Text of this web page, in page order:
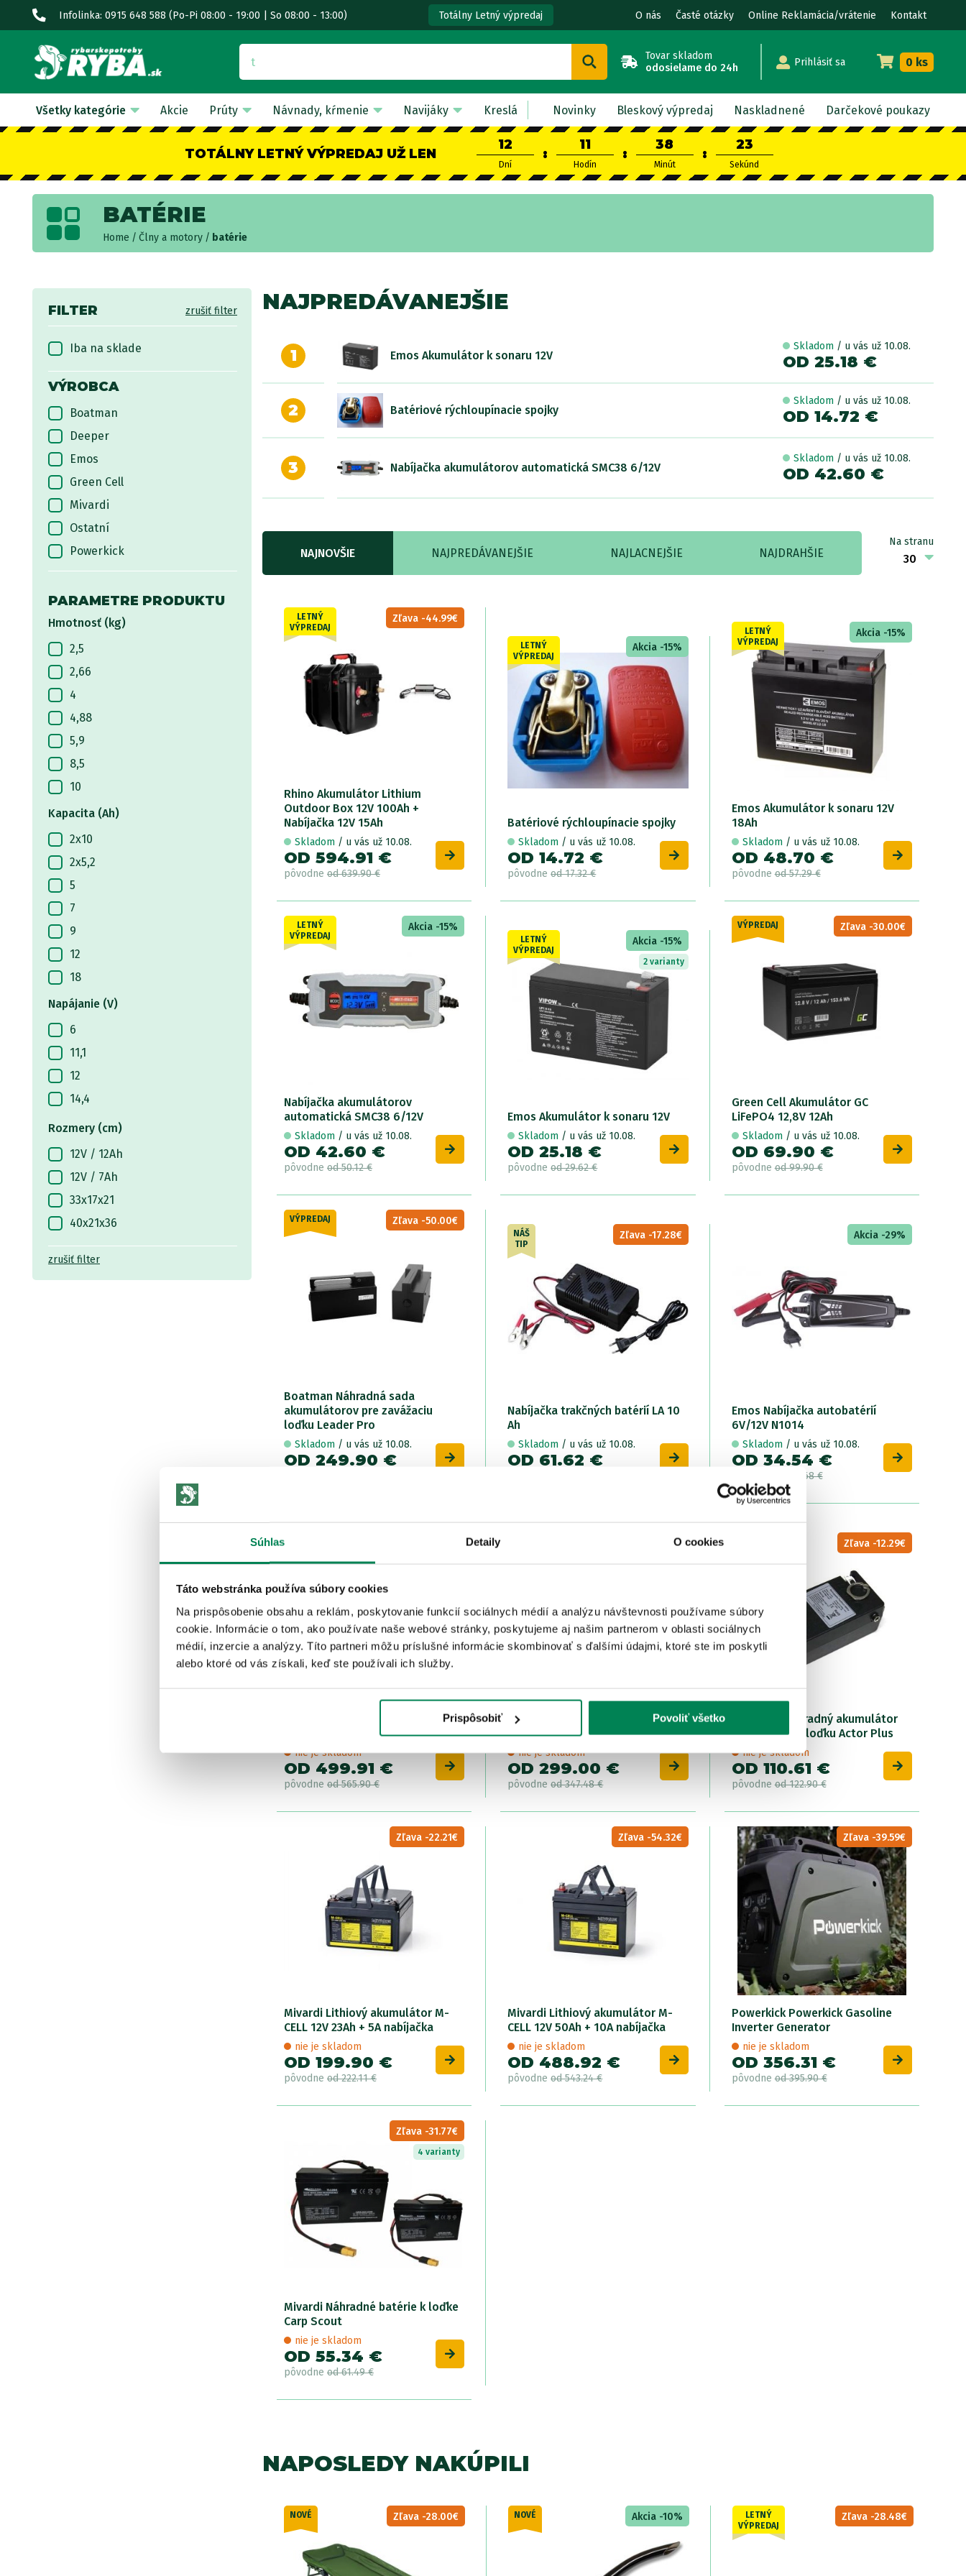
Súhlas Detaily O cookies
Táto webstránka používa súbory cookies
Na prispôsobenie obsahu a reklám, poskytovanie funkcií sociálnych médií a analýzu návštevnosti používame súbory
cookie. Informácie o tom, ako používate naše webové stránky, poskytujeme aj našim partnerom v oblasti sociálnych
médií, inzercie a analýzy. Títo partneri môžu príslušné informácie skombinovať s ďalšími údajmi, ktoré ste im poskytli
alebo ktoré od vás získali, keď ste používali ich služby.
Prispôsobiť Povoliť všetko
Infolinka: 0915 648 588 (Po-Pi 08:00 - 19:00 | So 08:00 - 13:00) Totálny Letný výpredaj O nás Časté otázky Online Reklamácia/vrátenie Kontakt
Tovar skladom
odosielame do 24h
Prihlásiť sa 0 ks
Všetky kategórie Akcie Prúty Návnady, kŕmenie Navijáky Kreslá Novinky Bleskový výpredaj Naskladnené Darčekové poukazy
TOTÁLNY LETNÝ VÝPREDAJ UŽ LEN
12
Dní
:
11
Hodín
:
38
Minút
:
22
Sekúnd
BATÉRIE
Home Člny a motory batérie
FILTER zrušiť filter
Iba na sklade
VÝROBCA
Boatman
Deeper
Emos
Green Cell
Mivardi
Ostatní
Powerkick
Rhino
PARAMETRE PRODUKTU
Hmotnosť (kg)
2,5
2,66
4
4,88
5,9
8,5
10
10,5
Kapacita (Ah)
2x10
2x5,2
5
7
9
12
18
20
23
50
100
Napájanie (V)
6
11,1
12
14,4
Rozmery (cm)
12V / 12Ah
12V / 7Ah
33x17x21
40x21x36
zrušiť filter
NAJPREDÁVANEJŠIE
1 Emos Akumulátor k sonaru 12V
Skladom / u vás už 10.08.
OD 25.18 €
2 Batériové rýchloupínacie spojky
Skladom / u vás už 10.08.
OD 14.72 €
3 Nabíjačka akumulátorov automatická SMC38 6/12V
Skladom / u vás už 10.08.
OD 42.60 €
NAJNOVŠIE NAJPREDÁVANEJŠIE NAJLACNEJŠIE NAJDRAHŠIE
Na stranu
LETNÝ
VÝPREDAJ
Zľava -44.99€
Rhino Akumulátor Lithium
Outdoor Box 12V 100Ah +
Nabíjačka 12V 15Ah
Skladom / u vás už 10.08.
OD 594.91 €
pôvodne od 639.90 €
LETNÝ
VÝPREDAJ
Akcia -15%
Batériové rýchloupínacie spojky
Skladom / u vás už 10.08.
OD 14.72 €
pôvodneod 17.32 €
LETNÝ
VÝPREDAJ
Akcia -15%
Emos Akumulátor k sonaru 12V
18Ah
Skladom / u vás už 10.08.
OD 48.70 €
pôvodneod 57.29 €
LETNÝ
VÝPREDAJ
Akcia -15%
Nabíjačka akumulátorov
automatická SMC38 6/12V
Skladom / u vás už 10.08.
OD 42.60 €
pôvodne od 50.12 €
LETNÝ
VÝPREDAJ
Akcia -15%
2 varianty
Emos Akumulátor k sonaru 12V
Skladom / u vás už 10.08.
OD 25.18 €
pôvodneod 29.62 €
VÝPREDAJ Zľava -30.00€
Green Cell Akumulátor GC
LiFePO4 12,8V 12Ah
Skladom / u vás už 10.08.
OD 69.90 €
pôvodneod 99.90 €
VÝPREDAJ Zľava -50.00€
Boatman Náhradná sada
akumulátorov pre zavážaciu
loďku Leader Pro
Skladom / u vás už 10.08.
OD 249.90 €
NÁŠ
TIP
Zľava -17.28€
Nabíjačka trakčných batérií LA 10
Ah
Skladom / u vás už 10.08.
OD 61.62 €
Akcia -29%
Emos Nabíjačka autobatérií
6V/12V N1014
Skladom / u vás už 10.08.
OD 34.54 €
od 48.68 €
Mivardi Akumulátor M-CELL
nie je skladom
OD 499.91 €
pôvodne od 565.90 €
Deeper Náhradná sada
akumulátorov pre zavážaciu
loďku Quest
nie je skladom
OD 299.00 €
pôvodneod 347.48 €
Zľava -12.29€
Boatman Náhradný akumulátor
pre zavážaciu loďku Actor Plus
nie je skladom
OD 110.61 €
pôvodneod 122.90 €
Zľava -22.21€
Mivardi Lithiový akumulátor M-
CELL 12V 23Ah + 5A nabíjačka
nie je skladom
OD 199.90 €
pôvodne od 222.11 €
Zľava -54.32€
Mivardi Lithiový akumulátor M-
CELL 12V 50Ah + 10A nabíjačka
nie je skladom
OD 488.92 €
pôvodneod 543.24 €
Zľava -39.59€
Powerkick Powerkick Gasoline
Inverter Generator
nie je skladom
OD 356.31 €
pôvodneod 395.90 €
Zľava -31.77€
4 varianty
Mivardi Náhradné batérie k loďke
Carp Scout
nie je skladom
OD 55.34 €
pôvodne od 61.49 €
NAPOSLEDY NAKÚPILI
NOVÉ Zľava -28.00€ NOVÉ Akcia -10%
LETNÝ
VÝPREDAJ
Zľava -28.48€